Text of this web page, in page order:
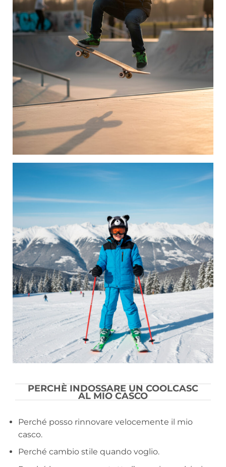
PERCHÈ INDOSSARE UN COOLCASC
AL MIO CASCO
Perché posso rinnovare velocemente il mio
casco.
Perché cambio stile quando voglio.